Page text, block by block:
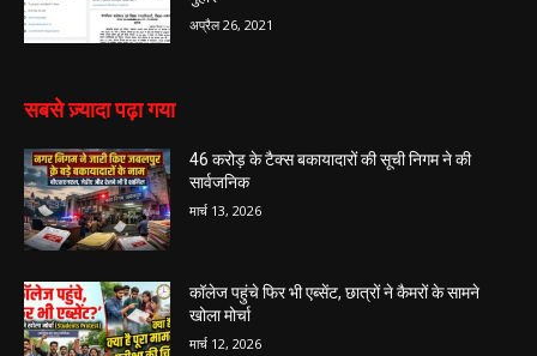
अप्रैल 26, 2021
सबसे ज़्यादा पढ़ा गया
46 करोड़ के टैक्स बकायादारों की सूची निगम ने की
सार्वजनिक
मार्च 13, 2026
कॉलेज पहुंचे फिर भी एब्सेंट, छात्रों ने कैमरों के सामने
खोला मोर्चा
मार्च 12, 2026